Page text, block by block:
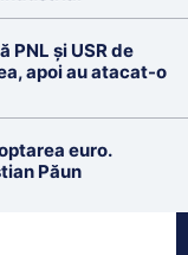
PNL și USR de
apoi au atacat-o
euro.
Păun